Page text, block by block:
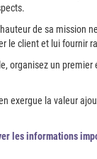
de sa mission
le client et lui fournir
organisez un
exergue la valeur
les informations